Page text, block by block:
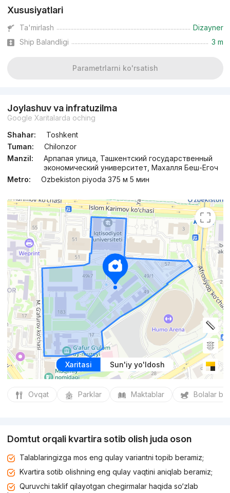
+998 (91) 006...
Xususiyatlari
Ta'mirlash
Dizayner
Ship Balandligi
3 m
Parametrlarni ko'rsatish
Joylashuv va infratuzilma
Google Xaritalarda oching
Shahar:
Toshkent
Tuman:
Chilonzor
Manzil:
Арпапая улица, Ташкентский государственный
экономический университет, Махалля Беш-Егоч
Metro:
Ozbekiston piyoda 375 м 5 мин
Xaritasi Sun'iy yo'ldosh
Ovqat Parklar Maktablar Bolalar
Domtut orqali kvartira sotib olish juda oson
Talablaringizga mos eng qulay variantni topib beramiz;
Kvartira sotib olishning eng qulay vaqtini aniqlab beramiz;
Quruvchi taklif qilayotgan chegirmalar haqida so‘zlab